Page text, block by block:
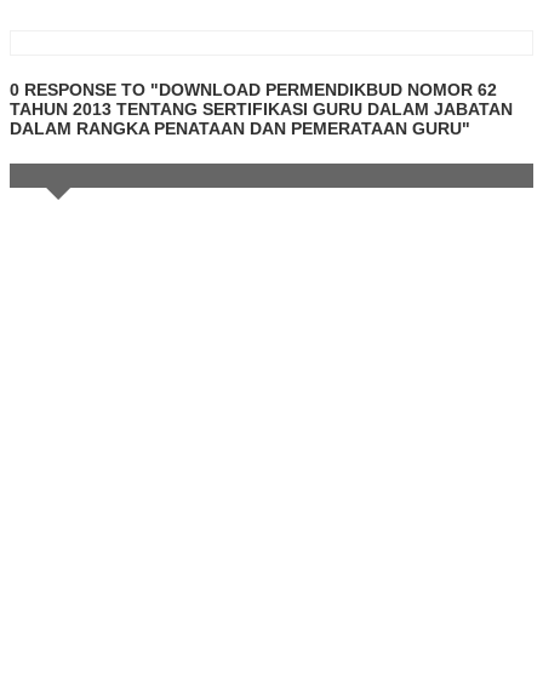
0 RESPONSE TO "DOWNLOAD PERMENDIKBUD NOMOR 62
TAHUN 2013 TENTANG SERTIFIKASI GURU DALAM JABATAN
DALAM RANGKA PENATAAN DAN PEMERATAAN GURU"